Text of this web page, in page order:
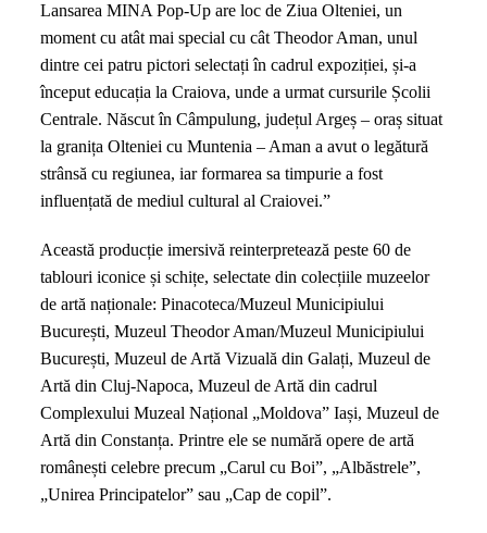
românească,
la
MINA
Pop-
Up
în
Craiova
Lansarea MINA Pop-Up are loc de Ziua Olteniei, un
moment cu atât mai special cu cât Theodor Aman, unul
dintre cei patru pictori selectați în cadrul expoziției, și-a
început educația la Craiova, unde a urmat cursurile Școlii
Centrale. Născut în Câmpulung, județul Argeș – oraș situat
la granița Olteniei cu Muntenia – Aman a avut o legătură
strânsă cu regiunea, iar formarea sa timpurie a fost
influențată de mediul cultural al Craiovei.”
Această producție imersivă reinterpretează peste 60 de
tablouri iconice și schițe, selectate din colecțiile muzeelor
de artă naționale: Pinacoteca/Muzeul Municipiului
București, Muzeul Theodor Aman/Muzeul Municipiului
București, Muzeul de Artă Vizuală din Galați, Muzeul de
Artă din Cluj-Napoca, Muzeul de Artă din cadrul
Complexului Muzeal Național „Moldova” Iași, Muzeul de
Artă din Constanța. Printre ele se numără opere de artă
românești celebre precum „Carul cu Boi”, „Albăstrele”,
„Unirea Principatelor” sau „Cap de copil”.